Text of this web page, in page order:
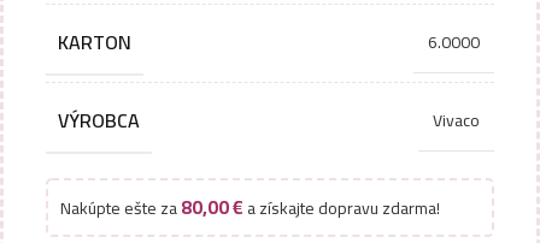
KARTON 6.0000
VÝROBCA Vivaco
Nakúpte ešte za80,00€a získajte dopravu zdarma!